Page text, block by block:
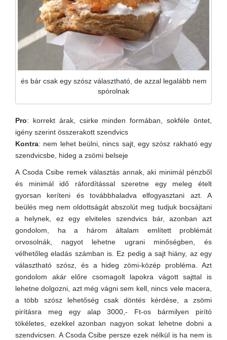
és bár csak egy szósz választható, de azzal legalább nem
spórolnak
Pro: korrekt árak, csirke minden formában, sokféle öntet,
igény szerint összerakott szendvics
Kontra: nem lehet beülni, nincs sajt, egy szósz rakható egy
szendvicsbe, hideg a zsömi belseje
A Csoda Csibe remek választás annak, aki minimál pénzből
és minimál idő ráfordítással szeretne egy meleg ételt
gyorsan keríteni és továbbhaladva elfogyasztani azt. A
beülés meg nem oldottságát abszolút meg tudjuk bocsájtani
a helynek, ez egy elviteles szendvics bár, azonban azt
gondolom, ha a három általam említett problémát
orvosolnák, nagyot lehetne ugrani minőségben, és
vélhetőleg eladás számban is. Ez pedig a sajt hiány, az egy
választható szósz, és a hideg zömi-közép probléma. Azt
gondolom akár előre csomagolt lapokra vágott sajttal is
lehetne dolgozni, azt még vágni sem kell, nincs vele macera,
a több szósz lehetőség csak döntés kérdése, a zsömi
pirításra meg egy alap 3000,- Ft-os bármilyen pirító
tökéletes, ezekkel azonban nagyon sokat lehetne dobni a
szendvicsen. A Csoda Csibe persze ezek nélkül is ha nem is